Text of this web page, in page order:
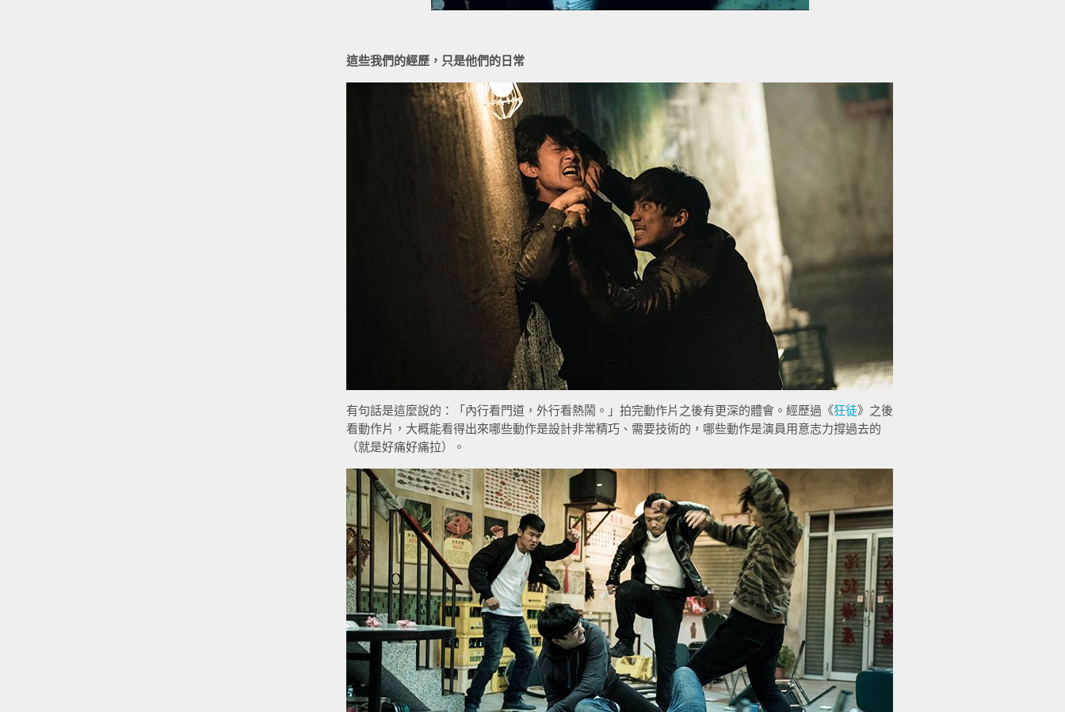
這些我們的經歷，只是他們的日常
有句話是這麼說的：「內行看門道，外行看熱鬧。」拍完動作片之後有更深的體會。經歷過《狂徒》之後
看動作片，大概能看得出來哪些動作是設計非常精巧、需要技術的，哪些動作是演員用意志力撐過去的
（就是好痛好痛拉）。